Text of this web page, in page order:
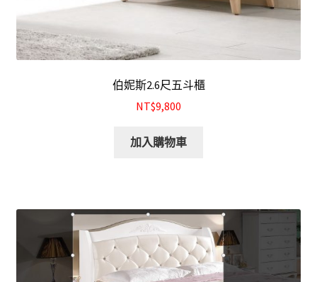
伯妮斯2.6尺五斗櫃
NT$9,800
加入購物車